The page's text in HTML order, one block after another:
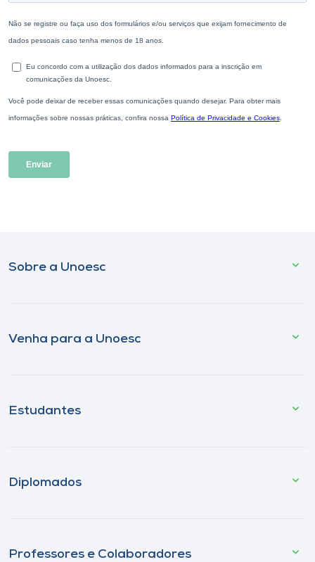
Sobre a Unoesc
Venha para a Unoesc
Estudantes
Diplomados
Professores e Colaboradores